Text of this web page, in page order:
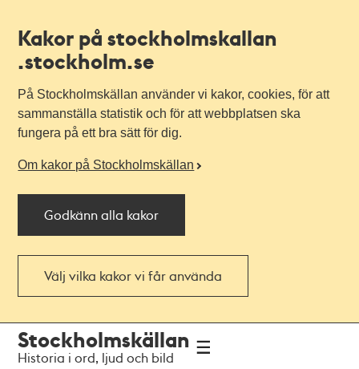
Kakor på stockholmskallan
.stockholm.se
På Stockholmskällan använder vi kakor, cookies, för att
sammanställa statistik och för att webbplatsen ska
fungera på ett bra sätt för dig.
Om kakor på Stockholmskällan
Godkänn alla kakor
Välj vilka kakor vi får använda
navigationen
huvudinnehållet
Stockholmskällan
Historia i ord, ljud och bild